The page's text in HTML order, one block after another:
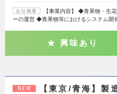
会社概要
【事業内容】 ◆青果物・生
ーの運営 ◆青果物等におけるシステム開
興味あり
NEW
【東京/青海】製